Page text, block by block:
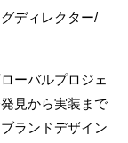
ディレクター/
ーバルプロジェ
見から実装まで
ランドデザイン